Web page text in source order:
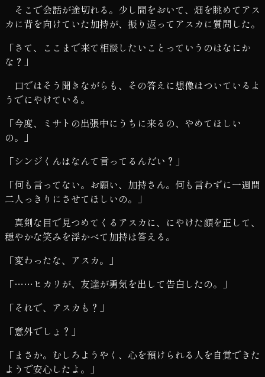
そこで会話が途切れる。少し間をおいて、畑を眺めてアス
カに背を向けていた加持が、振り返ってアスカに質問した。
「さて、ここまで来て相談したいことっていうのはなにか
な？」
口ではそう聞きながらも、その答えに想像はついているよ
うでにやけている。
「今度、ミサトの出張中にうちに来るの、やめてほしい
の。」
「シンジくんはなんて言ってるんだい？」
「何も言ってない。お願い、加持さん。何も言わずに一週間
二人っきりにさせてほしいの。」
真剣な目で見つめてくるアスカに、にやけた顔を正して、
穏やかな笑みを浮かべて加持は答える。
「変わったな、アスカ。」
「……ヒカリが、友達が勇気を出して告白したの。」
「それで、アスカも？」
「意外でしょ？」
「まさか。むしろようやく、心を預けられる人を自覚できた
ようで安心したよ。」